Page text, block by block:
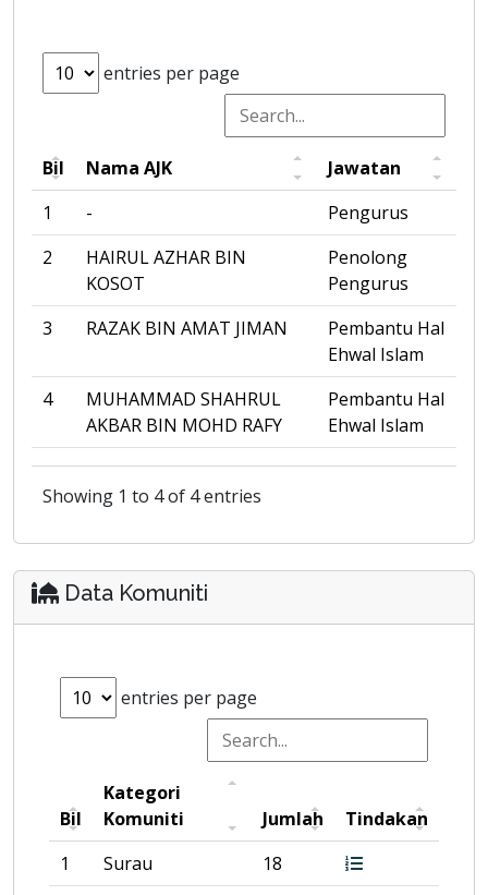
entries per page
Bil Nama AJK
Jawatan
1
-
Pengurus
2
HAIRUL AZHAR BIN
KOSOT
Penolong
Pengurus
3
RAZAK BIN AMAT JIMAN
Pembantu Hal
Ehwal Islam
4
MUHAMMAD SHAHRUL
AKBAR BIN MOHD RAFY
Pembantu Hal
Ehwal Islam
Showing 1 to 4 of 4 entries
Data Komuniti
entries per page
Bil
Kategori
Komuniti
Jumlah
Tindakan
1
Surau
18